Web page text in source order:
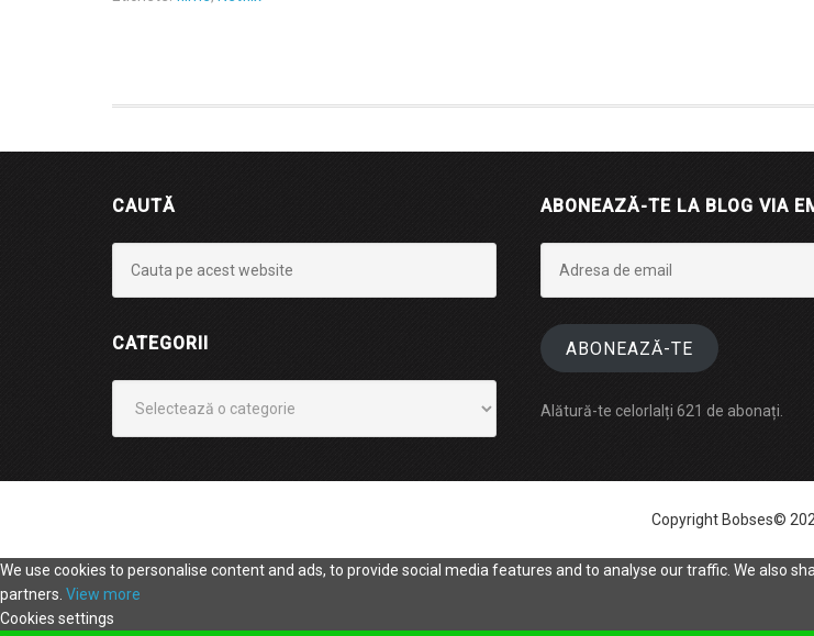
CAUTĂ
CATEGORII
ABONEAZĂ-TE LA BLOG VIA
email
ABONEAZĂ-TE
Alătură-te celorlalți 621 de abonați.
Copyright Bobses©
We use cookies to personalise content and ads, to provide social media features and to analyse our traffic. We also
partners. View more
Cookies settings